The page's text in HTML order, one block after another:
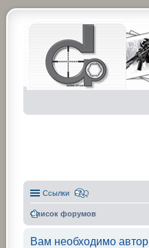
Ссылки FAQ
Список форумов
Вам необходимо